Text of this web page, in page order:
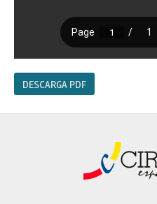
DESCARGA PDF